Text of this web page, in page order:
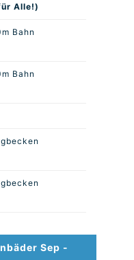
Alle!)
Bahn
Bahn
Sep -